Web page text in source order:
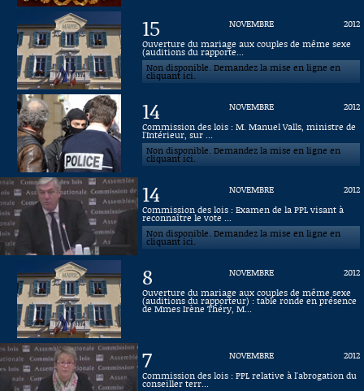
15 NOVEMBRE
2012
Ouverture du mariage aux couples de même sexe
(auditions du rapporte...
Non disponible. Demandez la mise en ligne en
cliquant ici.
14 NOVEMBRE
2012
Commission des lois : M. Manuel Valls, ministre de
l'Intérieur, sur ...
Non disponible. Demandez la mise en ligne en
cliquant ici.
14 NOVEMBRE
2012
Commission des lois : Examen de la PPL visant à
reconnaître le vote ...
Non disponible. Demandez la mise en ligne en
cliquant ici.
8 NOVEMBRE
2012
Ouverture du mariage aux couples de même sexe
(auditions du rapporteur) : table ronde en présence
de Mmes Irène Théry, M...
7 NOVEMBRE
2012
Commission des lois : PPL relative à l'abrogation du
conseiller terr...